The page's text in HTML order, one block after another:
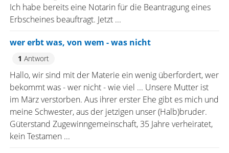
Ich habe bereits eine Notarin für die Beantragung eines
Erbscheines beauftragt. Jetzt ...
wer erbt was, von wem - was nicht
1 Antwort
Hallo, wir sind mit der Materie ein wenig überfordert, wer
bekommt was - wer nicht - wie viel ... Unsere Mutter ist
im März verstorben. Aus ihrer erster Ehe gibt es mich und
meine Schwester, aus der jetzigen unser (Halb)bruder.
Güterstand Zugewinngemeinschaft, 35 Jahre verheiratet,
kein Testamen ...